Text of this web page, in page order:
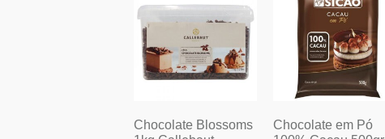
Chocolate Blossoms
Chocolate em Pó